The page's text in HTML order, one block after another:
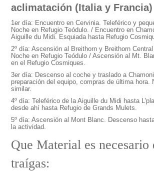
aclimatación (Italia y Francia)
1er día: Encuentro en Cervinia. Teleférico y
Noche en Refugio Teódulo. / Encuentro en
Aiguille du Midi. Esquiada hasta Refugio
2º día: Ascensión al Breithorn y Breithorn
Noche en Refugio Teódulo / Ascensión al Mt.
en el Refugio Cosmiques.
3er día: Descenso al coche y traslado a
preparación del equipo, compras de última hora.
similar.
4º día: Teleférico de la Aiguille du Midi hasta
desde ahí hasta Refugio de Grands Mulets.
5º día: Ascensión al Mont Blanc. Descenso
la actividad.
Que Material es necesario
traígas: